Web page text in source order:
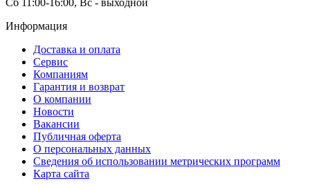
Информация
Доставка и оплата
Сервис
Компаниям
Гарантия и возврат
О компании
Новости
Вакансии
Публичная оферта
О персональных данных
Сведения об использовании метрических программ
Карта сайта